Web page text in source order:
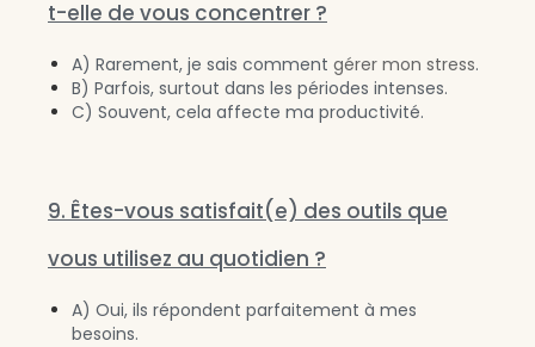
t-elle de vous concentrer ?
A) Rarement, je sais comment gérer mon stress.
B) Parfois, surtout dans les périodes intenses.
C) Souvent, cela affecte ma productivité.
9. Êtes-vous satisfait(e) des outils que
vous utilisez au quotidien ?
A) Oui, ils répondent parfaitement à mes
besoins.